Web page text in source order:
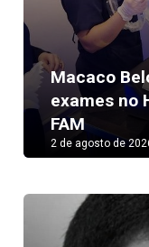
Macaco
exames no
FAM
2 de agosto de